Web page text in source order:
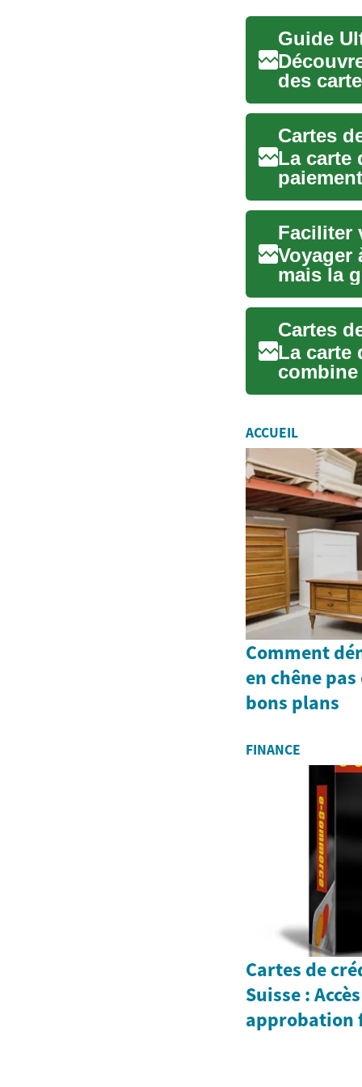
Guide
des
Cartes
La carte
gagner
Faciliter
Voyager
mais la
Cartes
La carte
ACCUEIL
Comment
en chêne
bons plans
FINANCE
Cartes de
Suisse :
approbation